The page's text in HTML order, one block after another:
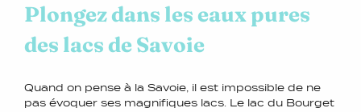
Plongez dans les eaux pures
des lacs de Savoie
Quand on pense à la Savoie, il est impossible de ne
pas évoquer ses magnifiques lacs. Le lac du Bourget